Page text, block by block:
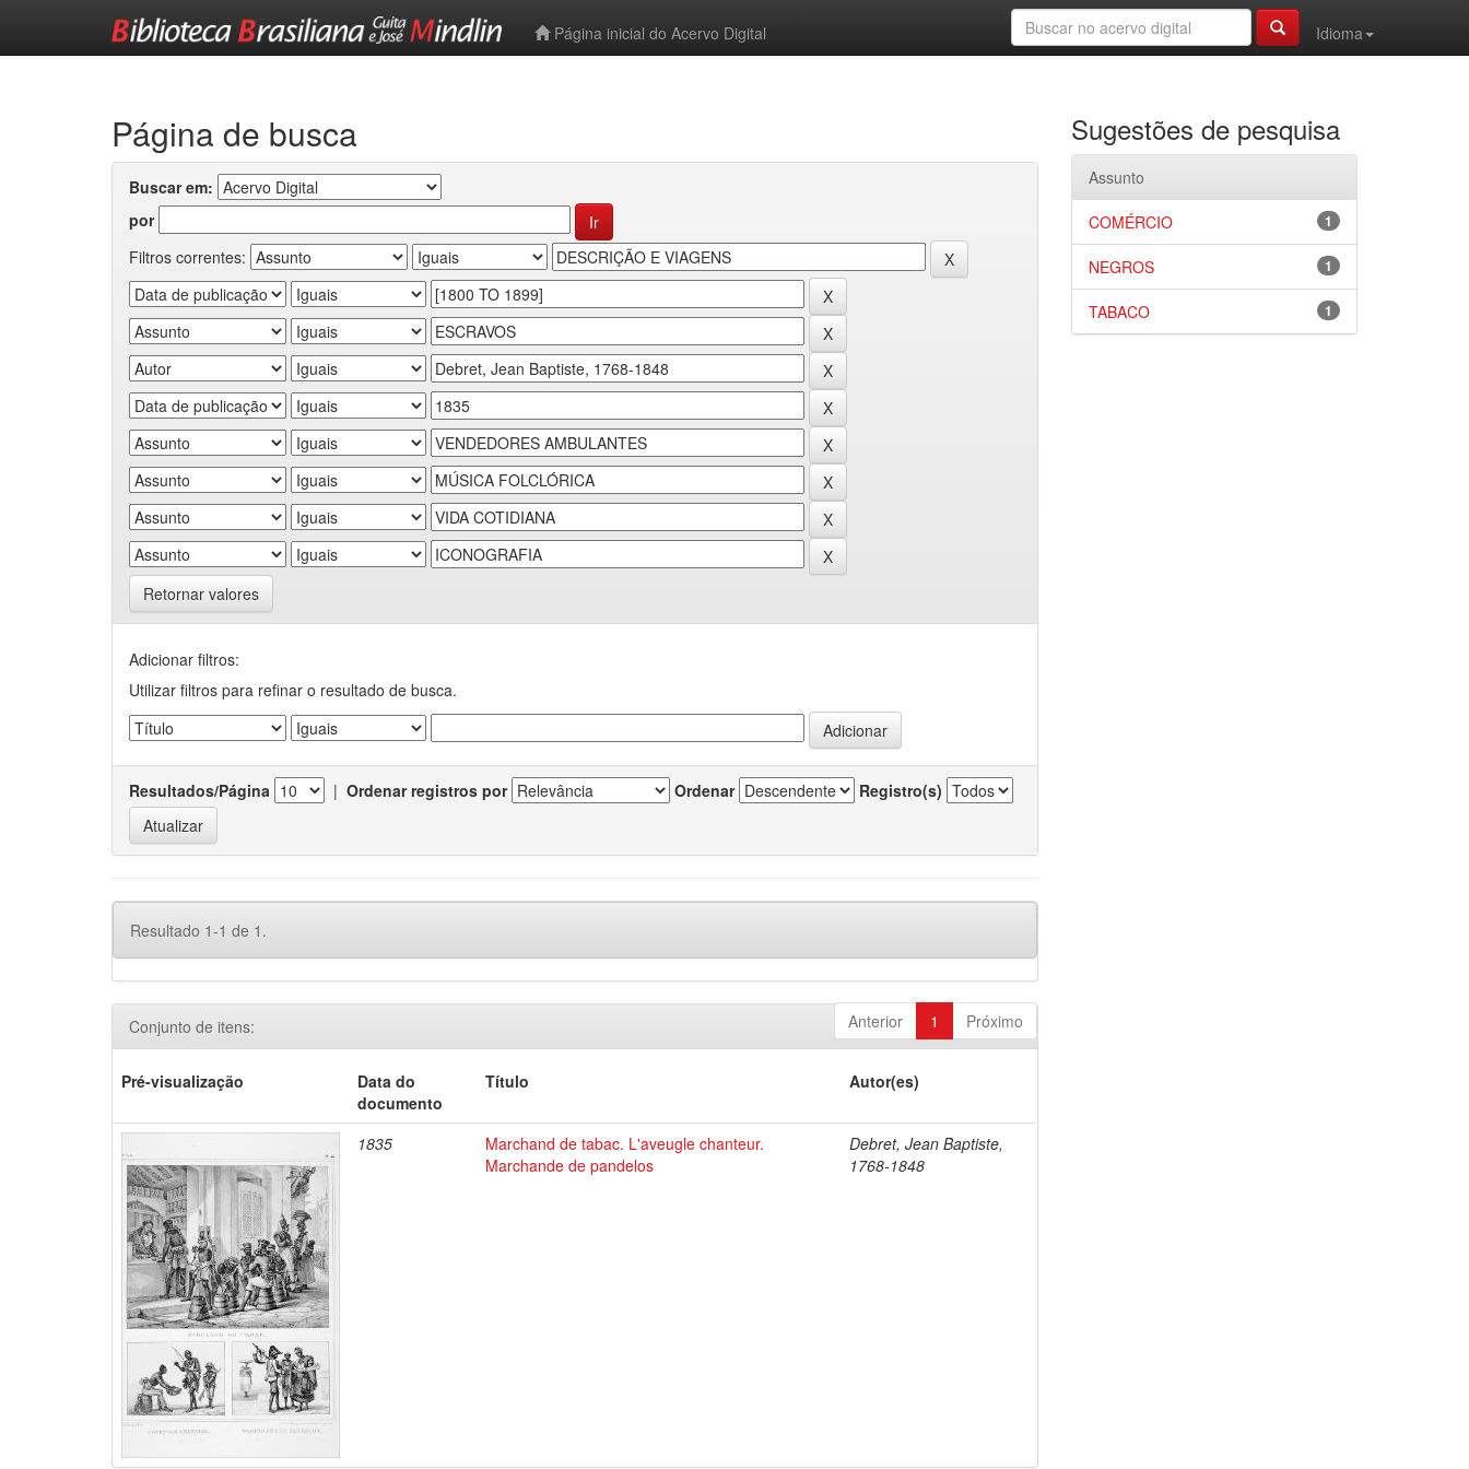
Página inicial do Acervo Digital
Idioma
Página de busca
Buscar em:
por
Filtros correntes:
Retornar valores
Adicionar filtros:
Utilizar filtros para refinar o resultado de busca.
Resultados/Página | Ordenar registros por Ordenar Registro(s)
Resultado 1-1 de 1.
Anterior 1 Próximo
Conjunto de itens:
Pré-visualização
Data do
documento
Título Autor(es)
1835
Marchand de tabac. L'aveugle chanteur.
Marchande de pandelos
Debret, Jean Baptiste,
1768-1848
Sugestões de pesquisa
Assunto
1
COMÉRCIO
1
NEGROS
1
TABACO